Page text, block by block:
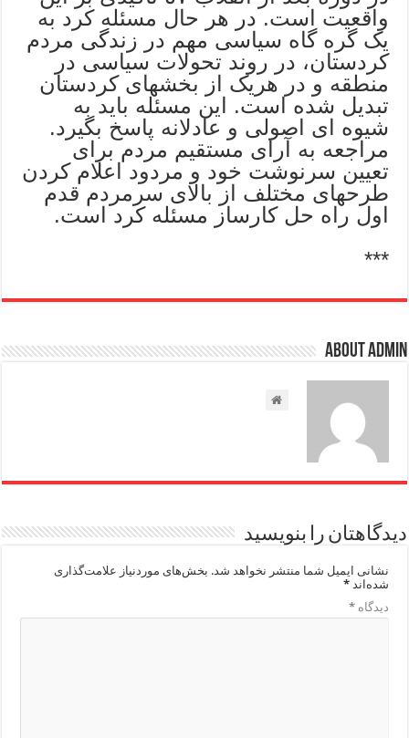
واقعیت است. در هر حال مسئله کرد به
یک گره گاه سیاسی مهم در زندگی مردم
کردستان، در روند تحولات سیاسی در
منطقه و در هریک از بخشهای کردستان
تبدیل شده است. این مسئله باید به
شیوه ای اصولی و عادلانه پاسخ بگیرد.
مراجعه به آرای مستقیم مردم برای
تعیین سرنوشت خود و مردود اعلام کردن
طرحهای مختلف از بالای سرمردم قدم
اول راه حل کارساز مسئله کرد است.
***
About admin
دیدگاهتان را بنویسید
نشانی ایمیل شما منتشر نخواهد شد. بخش‌های موردنیاز علامت‌گذاری
شده‌اند*
دیدگاه*